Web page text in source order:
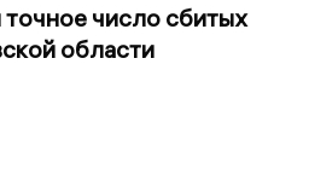
число сбитых
области